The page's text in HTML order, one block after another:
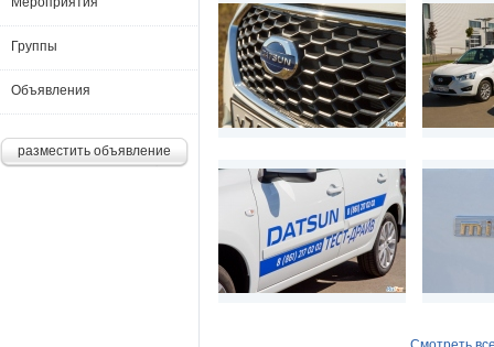
Группы
Объявления
разместить объявление